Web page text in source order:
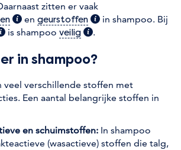
zitten er vaak
(extra informatie)
en geurstoffen (extra informatie)
in shampoo. Bij
informatie)
is shampoo veilig (extra informatie)
.
in shampoo?
veel verschillende stoffen met
Een aantal belangrijke stoffen in
en schuimstoffen: In shampoo
(wasactieve) stoffen die talg,